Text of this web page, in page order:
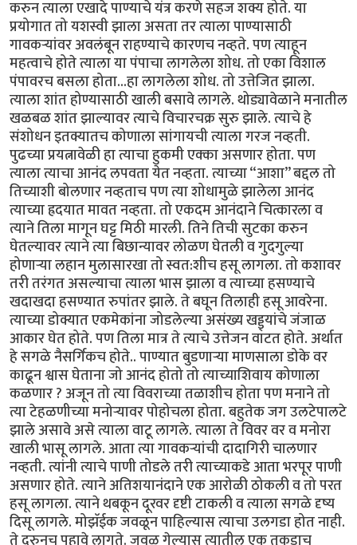
करुन त्याला एखादे पाण्याचे यंत्र करणे सहज शक्य होते. या
प्रयोगात तो यशस्वी झाला असता तर त्याला पाण्यासाठी
गावकर्‍यांवर अवलंबून राहण्याचे कारणच नव्हते. पण त्याहून
महत्वाचे होते त्याला या पंपाचा लागलेला शोध. तो एका विशाल
पंपावरच बसला होता...हा लागलेला शोध. तो उत्तेजित झाला.
त्याला शांत होण्यासाठी खाली बसावे लागले. थोड्यावेळाने मनातील
खळबळ शांत झाल्यावर त्याचे विचारचक्र सुरु झाले. त्याचे हे
संशोधन इतक्यातच कोणाला सांगायची त्याला गरज नव्हती.
पुढच्या प्रयत्नावेळी हा त्याचा हुकमी एक्का असणार होता. पण
त्याला त्याचा आनंद लपवता येत नव्हता. त्याच्या “आशा” बद्दल तो
तिच्याशी बोलणार नव्हताच पण त्या शोधामुळे झालेला आनंद
त्याच्या ह्रदयात मावत नव्हता. तो एकदम आनंदाने चित्कारला व
त्याने तिला मागून घट्ट मिठी मारली. तिने तिची सुटका करुन
घेतल्यावर त्याने त्या बिछान्यावर लोळण घेतली व गुदगुल्या
होणार्‍या लहान मुलासारखा तो स्वत:शीच हसू लागला. तो कशावर
तरी तरंगत असल्याचा त्याला भास झाला व त्याच्या हसण्याचे
खदाखदा हसण्यात रुपांतर झाले. ते बघून तिलाही हसू आवरेना.
त्याच्या डोक्यात एकमेकांना जोडलेल्या असंख्य खड्ड्यांचे जंजाळ
आकार घेत होते. पण तिला मात्र ते त्याचे उत्तेजन वाटत होते. अर्थात
हे सगळे नैसर्गिकच होते.. पाण्यात बुडणार्‍या माणसाला डोके वर
काढून श्वास घेताना जो आनंद होतो तो त्याच्याशिवाय कोणाला
कळणार ? अजून तो त्या विवराच्या तळाशीच होता पण मनाने तो
त्या टेहळणीच्या मनोर्‍यावर पोहोचला होता. बहुतेक जग उलटेपालटे
झाले असावे असे त्याला वाटू लागले. त्याला ते विवर वर व मनोरा
खाली भासू लागले. आता त्या गावकर्‍यांची दादागिरी चालणार
नव्हती. त्यांनी त्याचे पाणी तोडले तरी त्याच्याकडे आता भरपूर पाणी
असणार होते. त्याने अतिशयानंदाने एक आरोळी ठोकली व तो परत
हसू लागला. त्याने थबकून दूरवर दृष्टी टाकली व त्याला सगळे दृष्य
दिसू लागले. मोझॅईक जवळून पाहिल्यास त्याचा उलगडा होत नाही.